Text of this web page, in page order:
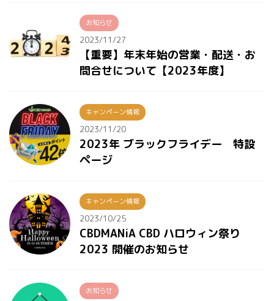
お知らせ
2023/11/27
【重要】年末年始の営業・配送・お
問合せについて【2023年度】
キャンペーン情報
2023/11/20
2023年 ブラックフライデー 特設
ページ
キャンペーン情報
2023/10/25
CBDMANiA CBD ハロウィン祭り
2023 開催のお知らせ
お知らせ